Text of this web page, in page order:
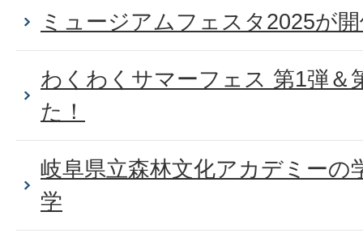
ミュージアムフェスタ2025が
わくわくサマーフェス 第1弾＆
た！
岐阜県立森林文化アカデミーの
学